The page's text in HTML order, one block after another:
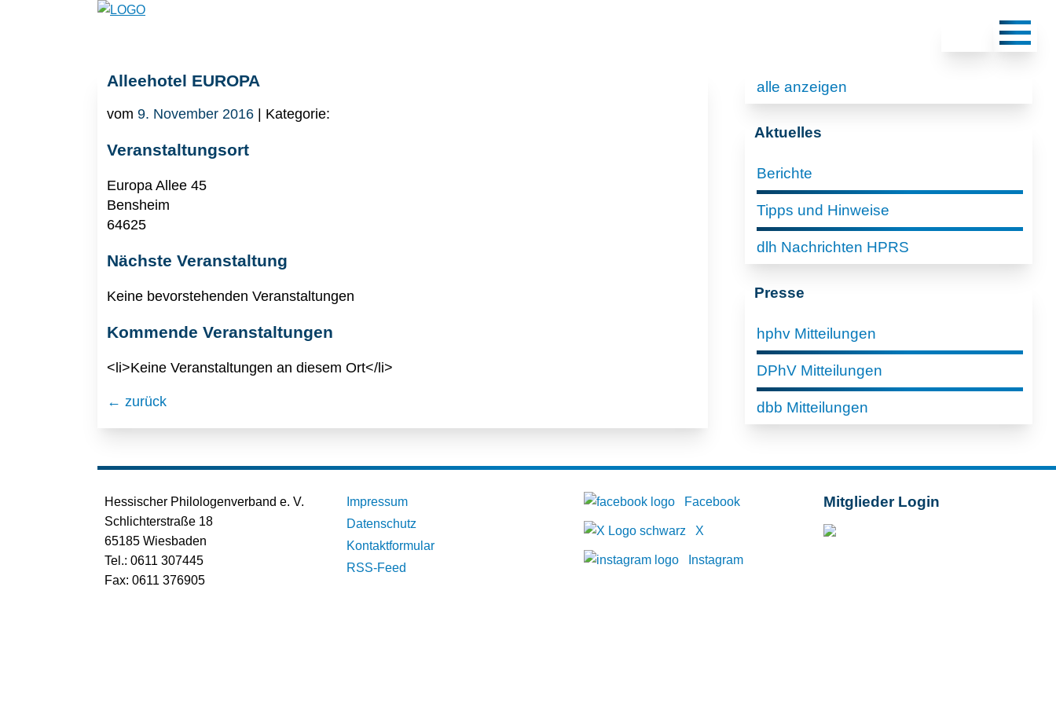
Alleehotel EUROPA
vom 9. November 2016 | Kategorie:
Veranstaltungsort
Europa Allee 45
Bensheim
64625
Nächste Veranstaltung
Keine bevorstehenden Veranstaltungen
Kommende Veranstaltungen
<li>Keine Veranstaltungen an diesem Ort</li>
← zurück
alle anzeigen
Aktuelles
Berichte
Tipps und Hinweise
dlh Nachrichten HPRS
Presse
hphv Mitteilungen
DPhV Mitteilungen
dbb Mitteilungen
Hessischer Philologenverband e. V.
Schlichterstraße 18
65185 Wiesbaden
Tel.: 0611 307445
Fax: 0611 376905
Impressum
Datenschutz
Kontaktformular
RSS-Feed
Facebook
X
Instagram
Mitglieder Login